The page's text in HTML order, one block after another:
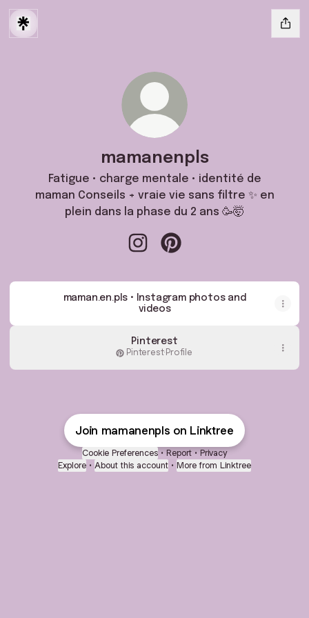
mamanenpls
Fatigue • charge mentale • identité de
maman Conseils + vraie vie sans filtre ✨ en
plein dans la phase du 2 ans 🥳🤯
maman.en.pls • Instagram photos and
videos
Pinterest
Pinterest· Profile
Join mamanenpls on Linktree
Cookie Preferences • Report • Privacy
Explore • About this account • More from Linktree